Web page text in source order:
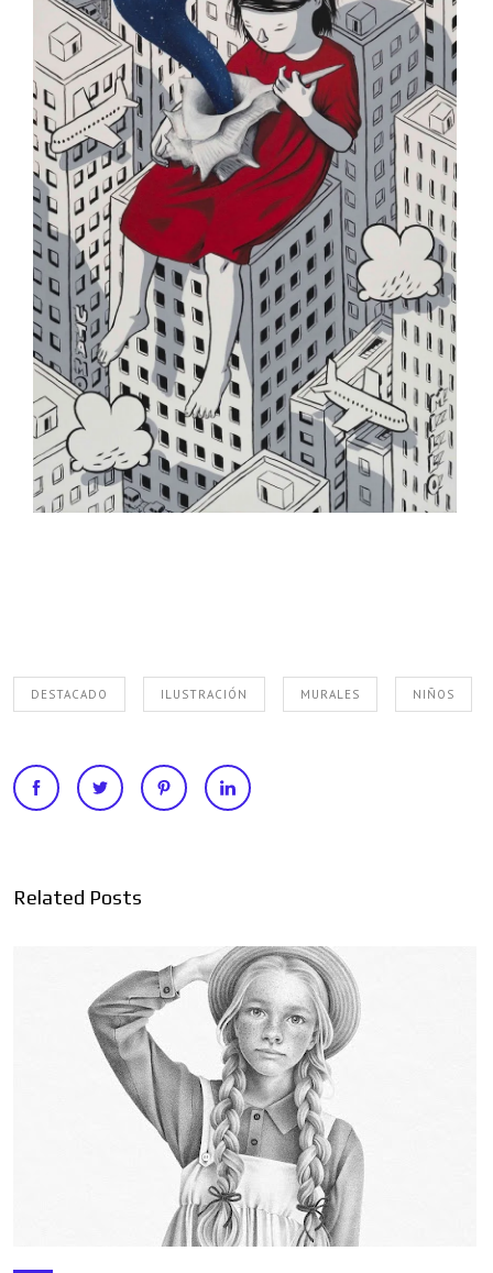
DESTACADO ILUSTRACIÓN MURALES NIÑOS
Related Posts